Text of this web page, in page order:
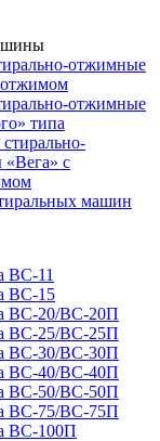
отжимные
отжимные
типа
с
машин
ВС-11
ВС-15
ВС-20/ВС-20П
ВС-25/ВС-25П
ВС-30/ВС-30П
ВС-40/ВС-40П
ВС-50/ВС-50П
ВС-75/ВС-75П
ВС-100П